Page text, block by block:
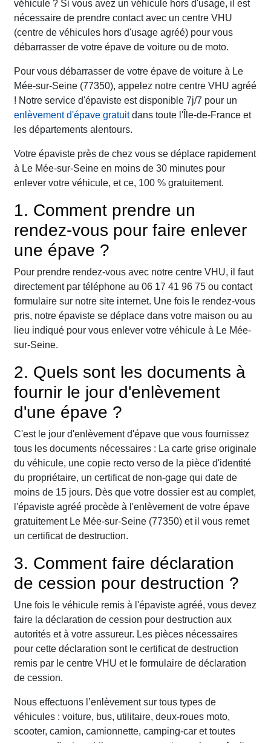
véhicule ? Si vous avez un véhicule hors d'usage, il est
nécessaire de prendre contact avec un centre VHU
(centre de véhicules hors d'usage agréé) pour vous
débarrasser de votre épave de voiture ou de moto.
Pour vous débarrasser de votre épave de voiture à Le
Mée-sur-Seine (77350), appelez notre centre VHU agréé
! Notre service d'épaviste est disponible 7j/7 pour un
enlèvement d'épave gratuitdans toute l'Île-de-France et
les départements alentours.
Votre épaviste près de chez vous se déplace rapidement
à Le Mée-sur-Seine en moins de 30 minutes pour
enlever votre véhicule, et ce, 100 % gratuitement.
1. Comment prendre un
rendez-vous pour faire enlever
une épave ?
Pour prendre rendez-vous avec notre centre VHU, il faut
directement par téléphone au 06 17 41 96 75 ou contact
formulaire sur notre site internet. Une fois le rendez-vous
pris, notre épaviste se déplace dans votre maison ou au
lieu indiqué pour vous enlever votre véhicule à Le Mée-
sur-Seine.
2. Quels sont les documents à
fournir le jour d'enlèvement
d'une épave ?
C'est le jour d'enlèvement d'épave que vous fournissez
tous les documents nécessaires : La carte grise originale
du véhicule, une copie recto verso de la pièce d'identité
du propriétaire, un certificat de non-gage qui date de
moins de 15 jours. Dès que votre dossier est au complet,
l'épaviste agréé procède à l'enlèvement de votre épave
gratuitement Le Mée-sur-Seine (77350) et il vous remet
un certificat de destruction.
3. Comment faire déclaration
de cession pour destruction ?
Une fois le véhicule remis à l'épaviste agréé, vous devez
faire la déclaration de cession pour destruction aux
autorités et à votre assureur. Les pièces nécessaires
pour cette déclaration sont le certificat de destruction
remis par le centre VHU et le formulaire de déclaration
de cession.
Nous effectuons l’enlèvement sur tous types de
véhicules : voiture, bus, utilitaire, deux-roues moto,
scooter, camion, camionnette, camping-car et toutes